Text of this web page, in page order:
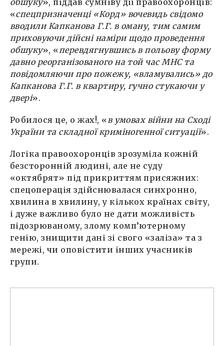
«спецпризначенці «Корд» вочевидь свідомо
вводили Капканова Г.Г. в оману, тим самим
приховуючи дійсні наміри щодо проведення
обшуку», « перевдягнувшись в польову форму
давно реорганізованого на той час МНС та
повідомляючи про пожежу, «вламувались» до
Капканова Г.Г. в квартиру, гучно стукаючи у
двері».
Робилося це, о жах!, « в умовах війни на Сході
України та складної криміногенної ситуації».
Логіка правоохоронців зрозуміла кожній
безсторонній людині, але не суду
«октябрят» під прикриттям присяжних:
спецоперація здійснювалася синхронно,
хвилина в хвилину, у кількох країнах світу,
і дуже важливо було не дати можливість
підозрюваному, злому комп’ютерному
генію, знищити дані зі свого «заліза» та з
мережі, чи оповістити інших учасників
групи.